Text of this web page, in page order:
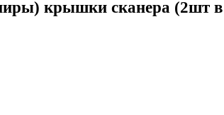
крышки сканера (2шт в